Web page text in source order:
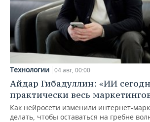
Технологии 04 авг, 00:00
Айдар Гибадуллин: «ИИ
практически весь
Как нейросети изменили интернет-
делать, чтобы оставаться на гребне